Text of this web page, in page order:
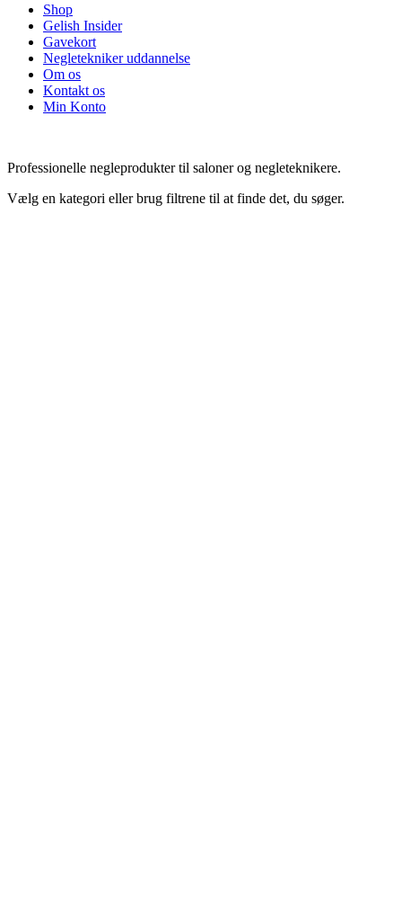
Shop
Gelish Insider
Gavekort
Negletekniker uddannelse
Om os
Kontakt os
Min Konto
Professionelle negleprodukter til saloner og negleteknikere.
Vælg en kategori eller brug filtrene til at finde det, du søger.